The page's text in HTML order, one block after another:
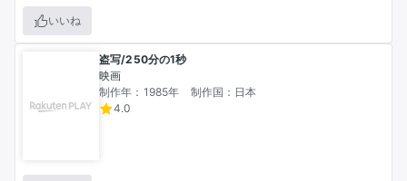
いいね
盗写/250分の1秒
映画
制作年：1985年
制作国：日本
4.0